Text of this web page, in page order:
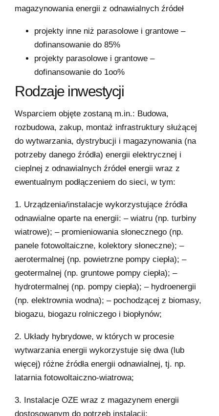
magazynowania energii z odnawialnych źródeł
projekty inne niż parasolowe i grantowe –
dofinansowanie do 85%
projekty parasolowe i grantowe –
dofinansowanie do 1oo%
Rodzaje inwestycji
Wsparciem objęte zostaną m.in.: Budowa,
rozbudowa, zakup, montaż infrastruktury służącej
do wytwarzania, dystrybucji i magazynowania (na
potrzeby danego źródła) energii elektrycznej i
cieplnej z odnawialnych źródeł energii wraz z
ewentualnym podłączeniem do sieci, w tym:
1. Urządzenia/instalacje wykorzystujące źródła
odnawialne oparte na energii: – wiatru (np. turbiny
wiatrowe); – promieniowania słonecznego (np.
panele fotowoltaiczne, kolektory słoneczne); –
aerotermalnej (np. powietrzne pompy ciepła); –
geotermalnej (np. gruntowe pompy ciepła); –
hydrotermalnej (np. pompy ciepła); – hydroenergii
(np. elektrownia wodna); – pochodzącej z biomasy,
biogazu, biogazu rolniczego i biopłynów;
2. Układy hybrydowe, w których w procesie
wytwarzania energii wykorzystuje się dwa (lub
więcej) różne źródła energii odnawialnej, tj. np.
latarnia fotowoltaiczno-wiatrowa;
3. Instalacje OZE wraz z magazynem energii
dostosowanym do potrzeb instalacji;